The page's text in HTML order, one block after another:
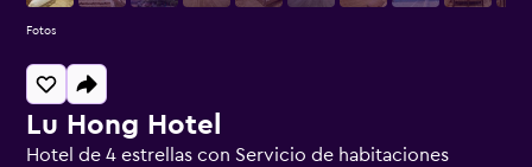
Lu Hong Hotel
Hotel de 4 estrellas con Servicio de habitaciones
Fotos